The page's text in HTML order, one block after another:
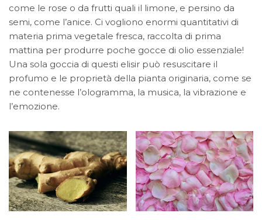
come le rose o da frutti quali il limone, e persino da
semi, come l’anice. Ci vogliono enormi quantitativi di
materia prima vegetale fresca, raccolta di prima
mattina per produrre poche gocce di olio essenziale!
Una sola goccia di questi elisir può resuscitare il
profumo e le proprietà della pianta originaria, come se
ne contenesse l’ologramma, la musica, la vibrazione e
l’emozione.